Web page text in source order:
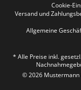
Cookie-
Versand und
Allgemeine
* Alle Preise inkl.
© 2026 Mustermann